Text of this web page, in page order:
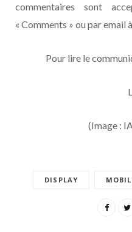
commentaires sont
« Comments » ou par email
Pour lire le
(Image :
DISPLAY